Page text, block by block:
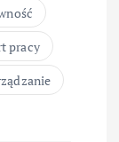
pracy